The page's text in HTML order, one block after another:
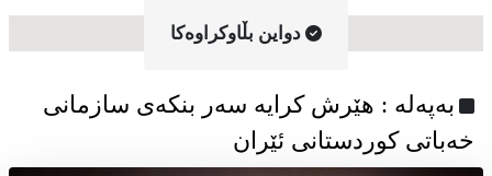
دواین بڵاوکراوه‌کا
به‌په‌له‌ : هێرش کرایە سەر بنکەی سازمانی
خەباتی کوردستانی ئێران